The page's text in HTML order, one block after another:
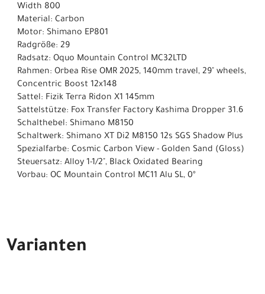
Width 800
Material: Carbon
Motor: Shimano EP801
Radgröße: 29
Radsatz: Oquo Mountain Control MC32LTD
Rahmen: Orbea Rise OMR 2025, 140mm travel, 29" wheels,
Concentric Boost 12x148
Sattel: Fizik Terra Ridon X1 145mm
Sattelstütze: Fox Transfer Factory Kashima Dropper 31.6
Schalthebel: Shimano M8150
Schaltwerk: Shimano XT Di2 M8150 12s SGS Shadow Plus
Spezialfarbe: Cosmic Carbon View - Golden Sand (Gloss)
Steuersatz: Alloy 1-1/2", Black Oxidated Bearing
Vorbau: OC Mountain Control MC11 Alu SL, 0º
Varianten